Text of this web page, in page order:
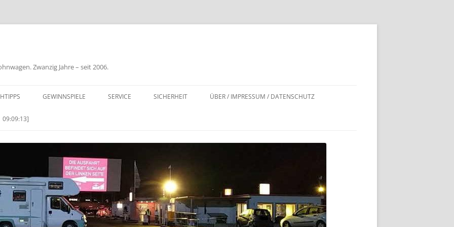
Zwanzig Jahre – seit 2006.
GEWINNSPIELE SERVICE SICHERHEIT ÜBER / IMPRESSUM / DATENSCHUTZ
09:09:13]